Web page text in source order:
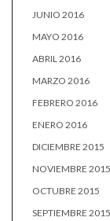
JUNIO 2016
MAYO 2016
ABRIL 2016
MARZO 2016
FEBRERO 2016
ENERO 2016
DICIEMBRE 2015
NOVIEMBRE 2015
OCTUBRE 2015
SEPTIEMBRE 2015